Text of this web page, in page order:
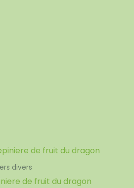
divers
de fruit du dragon